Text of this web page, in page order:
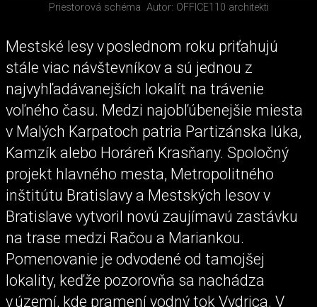
Priestorová schéma Autor: OFFICE110 architekti
Mestské lesy v poslednom roku priťahujú
stále viac návštevníkov a sú jednou z
najvyhľadávanejších lokalít na trávenie
voľného času. Medzi najobľúbenejšie miesta
v Malých Karpatoch patria Partizánska lúka,
Kamzík alebo Horáreň Krasňany. Spoločný
projekt hlavného mesta, Metropolitného
inštitútu Bratislavy a Mestských lesov v
Bratislave vytvoril novú zaujímavú zastávku
na trase medzi Račou a Mariankou.
Pomenovanie je odvodené od tamojšej
lokality, keďže pozorovňa sa nachádza
v území, kde pramení vodný tok Vydrica. V